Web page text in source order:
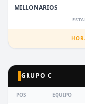
MILLONARIOS
GRUPO C
POS EQUIPO